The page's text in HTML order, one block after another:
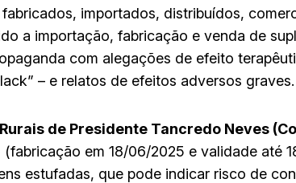
importados, distribuídos,
a importação, fabricação e venda de
com alegações de efeito
– e relatos de efeitos adversos graves.
de Presidente Tancredo Neves
em 18/06/2025 e validade até
estufadas, que pode indicar risco de